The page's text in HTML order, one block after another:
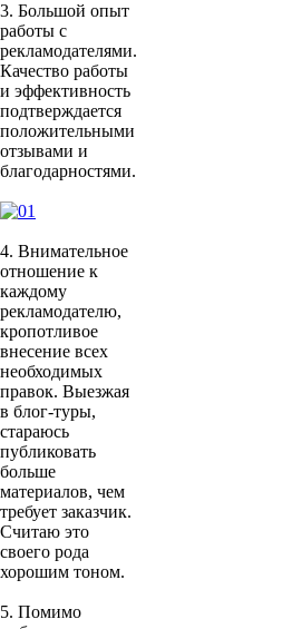
3. Большой опыт
работы с
рекламодателями.
Качество работы
и эффективность
подтверждается
положительными
отзывами и
благодарностями.
4. Внимательное
отношение к
каждому
рекламодателю,
кропотливое
внесение всех
необходимых
правок. Выезжая
в блог-туры,
стараюсь
публиковать
больше
материалов, чем
требует заказчик.
Считаю это
своего рода
хорошим тоном.
5. Помимо